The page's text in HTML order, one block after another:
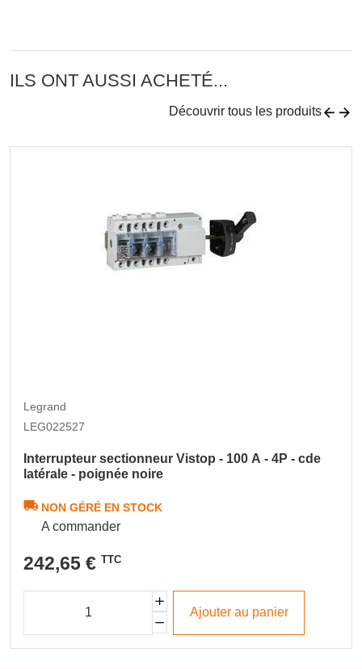
ILS ONT AUSSI ACHETÉ...
Découvrir tous les produits
Legrand
LEG022527
Interrupteur sectionneur Vistop - 100 A - 4P - cde
latérale - poignée noire
NON GÉRÉ EN STOCK
A commander
242,65 € TTC
Ajouter au panier